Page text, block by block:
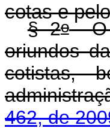
cotas e
§ 2oO
oriundos
cotistas,
462, de